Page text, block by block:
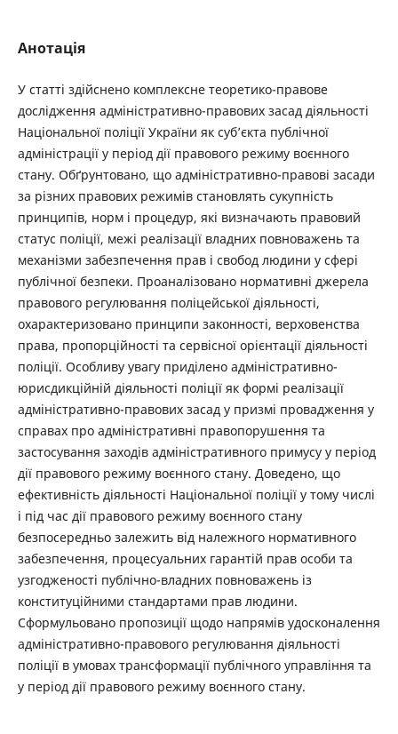
Анотація
У статті здійснено комплексне теоретико-правове
дослідження адміністративно-правових засад діяльності
Національної поліції України як суб’єкта публічної
адміністрації у період дії правового режиму воєнного
стану. Обґрунтовано, що адміністративно-правові засади
за різних правових режимів становлять сукупність
принципів, норм і процедур, які визначають правовий
статус поліції, межі реалізації владних повноважень та
механізми забезпечення прав і свобод людини у сфері
публічної безпеки. Проаналізовано нормативні джерела
правового регулювання поліцейської діяльності,
охарактеризовано принципи законності, верховенства
права, пропорційності та сервісної орієнтації діяльності
поліції. Особливу увагу приділено адміністративно-
юрисдикційній діяльності поліції як формі реалізації
адміністративно-правових засад у призмі провадження у
справах про адміністративні правопорушення та
застосування заходів адміністративного примусу у період
дії правового режиму воєнного стану. Доведено, що
ефективність діяльності Національної поліції у тому числі
і під час дії правового режиму воєнного стану
безпосередньо залежить від належного нормативного
забезпечення, процесуальних гарантій прав особи та
узгодженості публічно-владних повноважень із
конституційними стандартами прав людини.
Сформульовано пропозиції щодо напрямів удосконалення
адміністративно-правового регулювання діяльності
поліції в умовах трансформації публічного управління та
у період дії правового режиму воєнного стану.